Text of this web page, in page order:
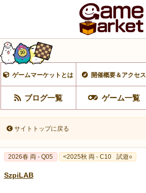
ゲームマーケットとは 開催概要＆アクセス
ブログ一覧 ゲーム一覧
サイトトップに戻る
2026春 両 - Q05 <2025秋 両 - C10 試遊○
SzpiLAB